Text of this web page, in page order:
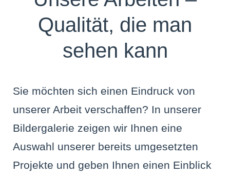
Qualität, die man
sehen kann
Sie möchten sich einen Eindruck von
unserer Arbeit verschaffen? In unserer
Bildergalerie zeigen wir Ihnen eine
Auswahl unserer bereits umgesetzten
Projekte und geben Ihnen einen Einblick